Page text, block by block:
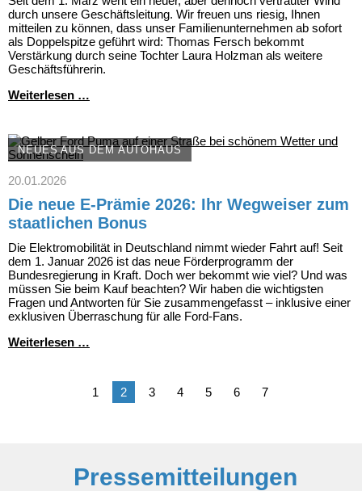
durch unsere Geschäftsleitung. Wir freuen uns riesig, Ihnen
mitteilen zu können, dass unser Familienunternehmen ab sofort
als Doppelspitze geführt wird: Thomas Fersch bekommt
Verstärkung durch seine Tochter Laura Holzman als weitere
Geschäftsführerin.
Weiterlesen …
bewährte
Tradition:
Doppelspitze
Fersch
NEUES AUS DEM AUTOHAUS
20.01.2026
Die neue E-Prämie 2026: Ihr Wegweiser zum
staatlichen Bonus
Die Elektromobilität in Deutschland nimmt wieder Fahrt auf! Seit
dem 1. Januar 2026 ist das neue Förderprogramm der
Bundesregierung in Kraft. Doch wer bekommt wie viel? Und was
müssen Sie beim Kauf beachten? Wir haben die wichtigsten
Fragen und Antworten für Sie zusammengefasst – inklusive einer
exklusiven Überraschung für alle Ford-Fans.
Weiterlesen …
Prämie
2026:
1 2 3 4 5 6 7
Pressemitteilungen